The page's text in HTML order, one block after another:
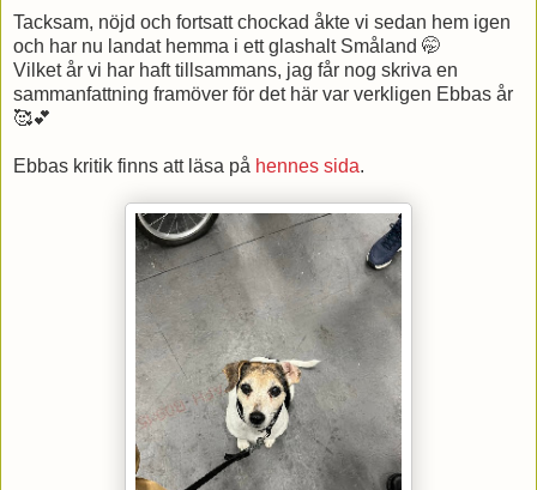
Tacksam, nöjd och fortsatt chockad åkte vi sedan hem igen
och har nu landat hemma i ett glashalt Småland 🤭
Vilket år vi har haft tillsammans, jag får nog skriva en
sammanfattning framöver för det här var verkligen Ebbas år
🥰💕
Ebbas kritik finns att läsa på hennes sida.